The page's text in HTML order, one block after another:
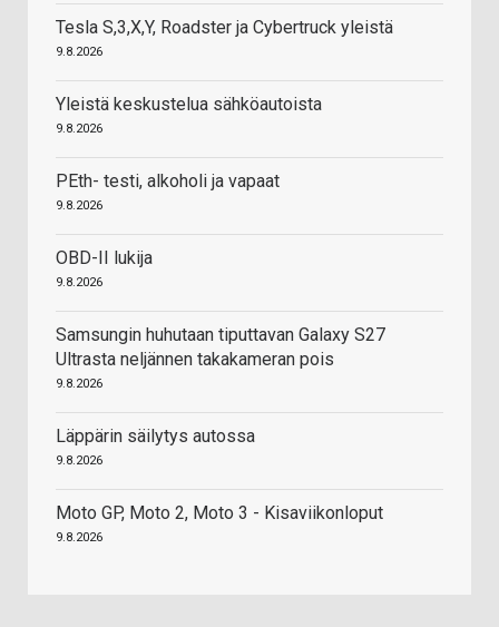
Tesla S,3,X,Y, Roadster ja Cybertruck yleistä
9.8.2026
Yleistä keskustelua sähköautoista
9.8.2026
PEth- testi, alkoholi ja vapaat
9.8.2026
OBD-II lukija
9.8.2026
Samsungin huhutaan tiputtavan Galaxy S27
Ultrasta neljännen takakameran pois
9.8.2026
Läppärin säilytys autossa
9.8.2026
Moto GP, Moto 2, Moto 3 - Kisaviikonloput
9.8.2026